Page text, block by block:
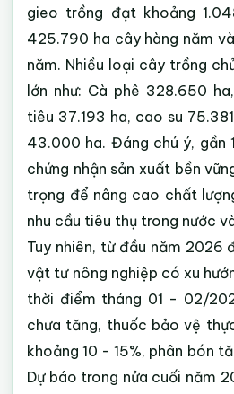
gieo trồng đạt khoảng
425.790 ha cây hàng năm và
năm. Nhiều loại cây trồng
lớn như: Cà phê 328.650
tiêu 37.193 ha, cao su
43.000 ha. Đáng chú ý, gần
chứng nhận sản xuất bền
trọng để nâng cao chất
nhu cầu tiêu thụ trong nước
Tuy nhiên, từ đầu năm 2026
vật tư nông nghiệp có xu
thời điểm tháng 01 - 02/
chưa tăng, thuốc bảo vệ
khoảng 10 - 15%, phân bón
Dự báo trong nửa cuối năm